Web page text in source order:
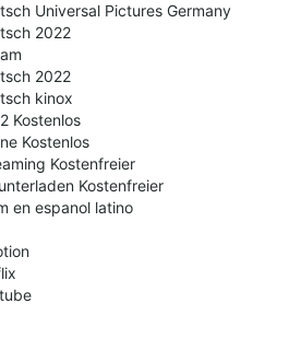
Universal Pictures Germany
2022
2022
kinox
Kostenlos
Kostenlos
Kostenfreier
Kostenfreier
en espanol latino